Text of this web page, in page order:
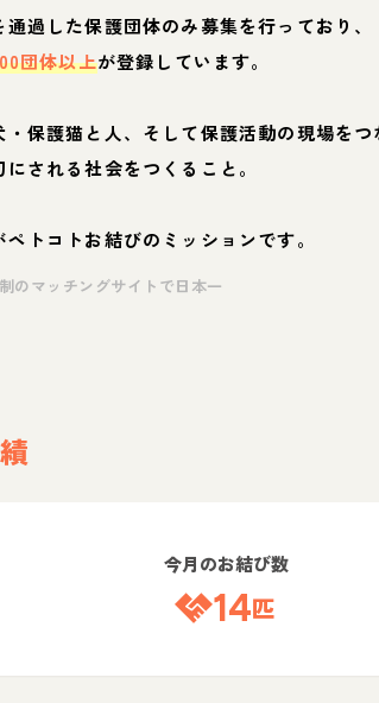
通過した保護団体のみ募集を行っており、
団体以上が登録しています。
・保護猫と人、そして保護活動の現場をつ
にされる社会をつくること。
ペトコトお結びのミッションです。
のマッチングサイトで日本一
今月のお結び数
14匹